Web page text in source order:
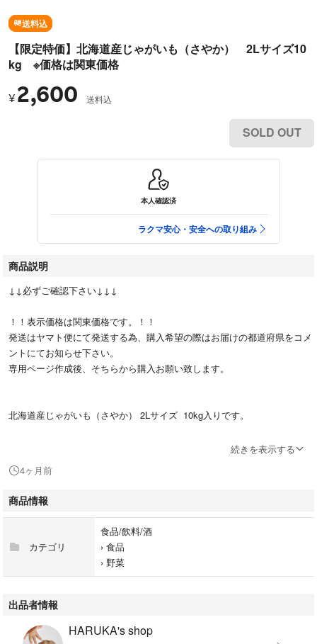
送料込
【限定特価】北海道産じゃがいも（さやか） 2Lサイズ10
kg ※価格は関東価格
¥ 2,600 送料込
SOLD OUT
本人確認済
ラクマ安心・安全への取り組み
商品説明
↓↓必ずご確認下さい↓↓↓
！！表示価格は関東価格です。！！
発送はヤマト便にて発送する為、購入希望の際はお届けの都道府県をコメ
ントにてお知らせ下さい。
専用ページ作成後、そちらから購入お願い致します。
北海道産じゃがいも（さやか） 2Lサイズ 10kg入りです。
さやかは、えぐみが少なくさっぱりとした味わいです。
したい料理に適しています。
さやかは、芽が浅く皮むきしやすいのが特徴です。
また、さやかは緑化しにくく長期保存にも適しています。
※緑化しない訳ではありません。
皮のむきやすい2Lサイズなので、カレーやシチューで多く使う方にオスス
緑化しにくい品種ではありますが光に当たる場所で保管していると緑化の
続きを表示する
4ヶ月前
商品情報
カテゴリ
食品/飲料/酒
› 食品
› 野菜
出品者情報
HARUKA's shop